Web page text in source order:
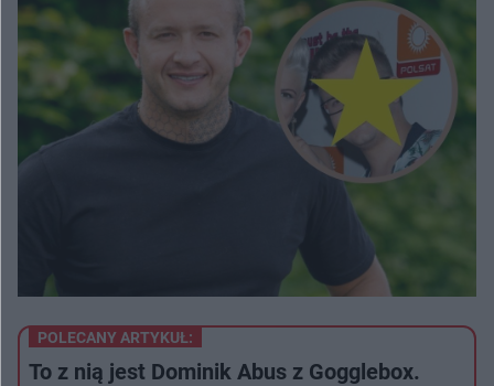
POLECANY ARTYKUŁ:
To z nią jest Dominik Abus z Gogglebox.